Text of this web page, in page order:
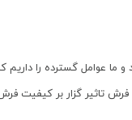
عوامل گسترده را
تاثیر گزار بر کیفیت